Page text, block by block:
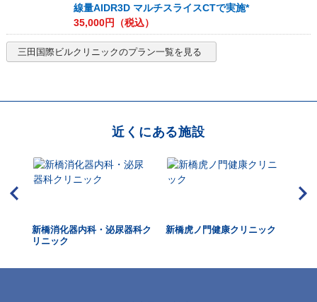
線量AIDR3D マルチスライスCTで実施*
35,000円（税込）
三田国際ビルクリニックのプラン一覧を見る
近くにある施設
新橋消化器内科・泌尿器科ク
リニック
新橋虎ノ門健康クリニック